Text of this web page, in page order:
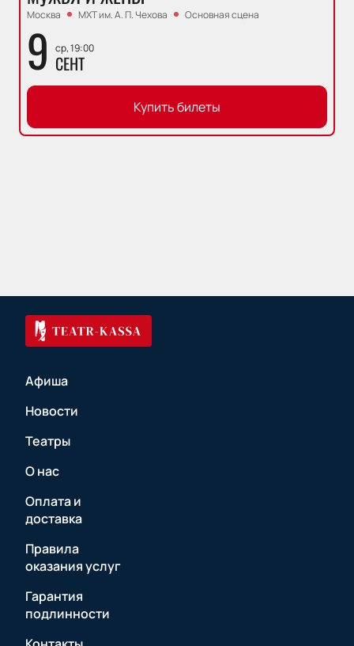
Москва МХТ им. А. П. Чехова Основная сцена
9 ср, 19:00
СЕНТ
Купить билеты
Афиша
Новости
Театры
О нас
Оплата и
доставка
Правила
оказания услуг
Гарантия
подлинности